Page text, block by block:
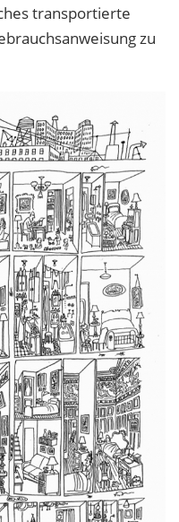
transportierte
zu